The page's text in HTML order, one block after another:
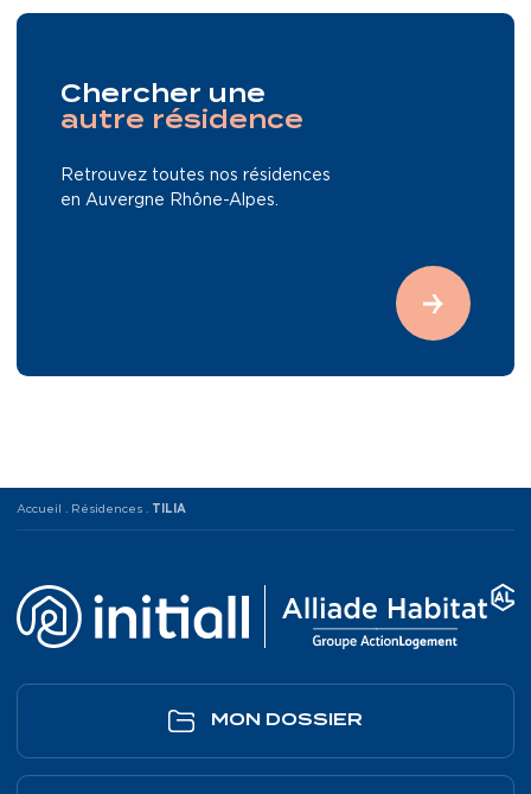
Chercher une
autre résidence
Retrouvez toutes nos résidences
en Auvergne Rhône-Alpes.
Accueil Résidences TILIA
MON DOSSIER